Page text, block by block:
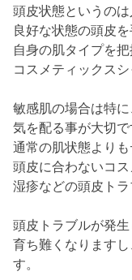
頭皮状態というのは
良好な状態の頭皮
自身の肌タイプを
コスメティックス
敏感肌の場合は特
気を配る事が大切で
通常の肌状態より
頭皮に合わないコ
湿疹などの頭皮トラ
頭皮トラブルが発
育ち難くなります
す。